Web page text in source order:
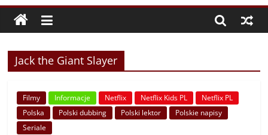
Jack the Giant Slayer
Filmy Informacje Netflix Netflix Kids PL
Netflix PL
Polska
Polski dubbing Polski lektor
Polskie napisy
Seriale